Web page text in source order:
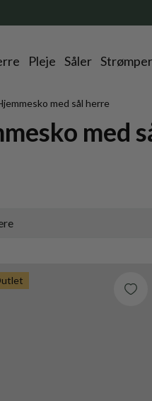
Pleje Såler Strømper
med sål herre
med